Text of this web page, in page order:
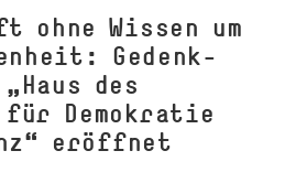
ohne Wissen um
Gedenk-
des
Demokratie
eröffnet